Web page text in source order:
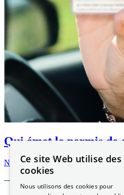
Qui émet le permis de
Nov 29, 2022
—
Ce site Web utilise des
cookies
Nous utilisons des cookies pour